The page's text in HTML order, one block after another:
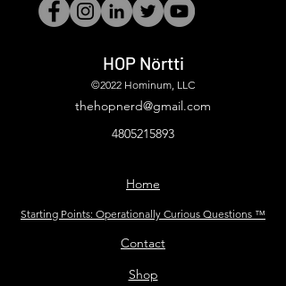
HOP Nörtti
©2022 Hominum, LLC
thehopnerd@gmail.com
4805215893
Home
Starting Points: Operationally Curious Questions ™
Contact
Shop